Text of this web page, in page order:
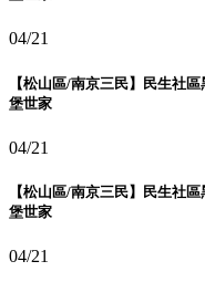
04/21
【松山區/南京三民】民生社
堡世家
04/21
【松山區/南京三民】民生社
堡世家
04/21